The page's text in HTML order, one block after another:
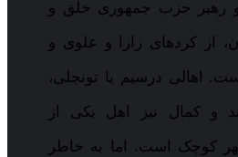
رهبر حزب جمهوری خلق و
از کردهای زازا و علوی و
اهالی درسیم یا تونجلی،
و کمال نیز اهل یکی از
کوچک است. اما به خاطر